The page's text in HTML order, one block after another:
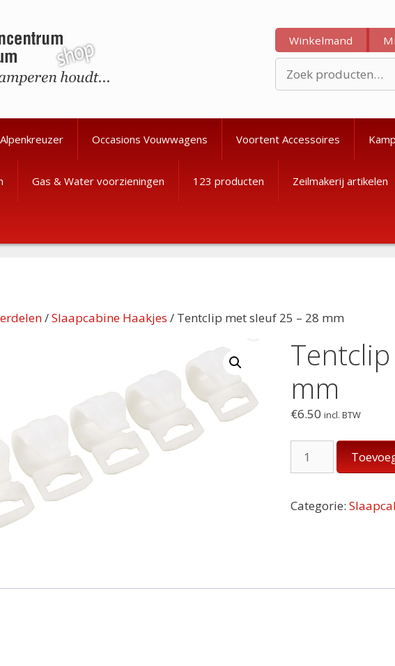
Winkelmand
naar:
Alpenkreuzer Occasions Vouwwagens Voortent Accessoires
Gas & Water voorzieningen 123 producten Zeilmakerij artikelen
/Slaapcabine Haakjes / Tentclip met sleuf 25 – 28 mm
mm
€6.50 incl. BTW
met
-
Categorie: